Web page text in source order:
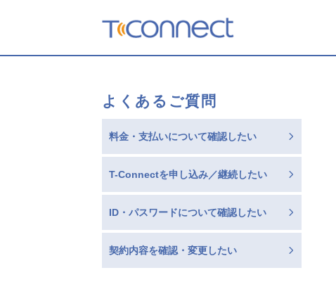
よくあるご質問
料金・支払いについて確認したい
T-Connectを申し込み／継続したい
ID・パスワードについて確認したい
契約内容を確認・変更したい